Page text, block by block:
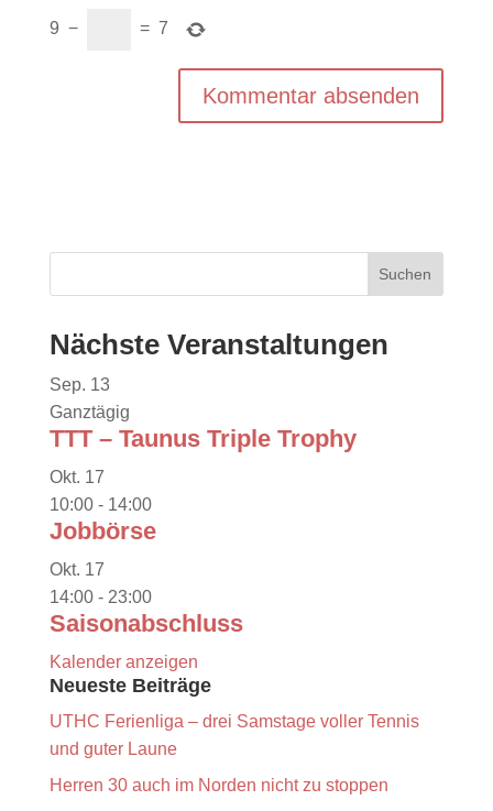
9 − = 7
Nächste Veranstaltungen
Sep. 13
Ganztägig
TTT – Taunus Triple Trophy
Okt. 17
10:00- 14:00
Jobbörse
Okt. 17
14:00- 23:00
Saisonabschluss
Kalender anzeigen
Neueste Beiträge
UTHC Ferienliga – drei Samstage voller Tennis
und guter Laune
Herren 30 auch im Norden nicht zu stoppen